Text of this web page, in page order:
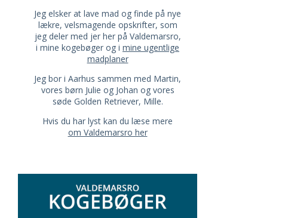
Jeg elsker at lave mad og finde på nye
lækre, velsmagende opskrifter, som
jeg deler med jer her på Valdemarsro,
i mine kogebøger og i mine ugentlige
madplaner
Jeg bor i Aarhus sammen med Martin,
vores børn Julie og Johan og vores
søde Golden Retriever, Mille.
Hvis du har lyst kan du læse mere
om Valdemarsro her